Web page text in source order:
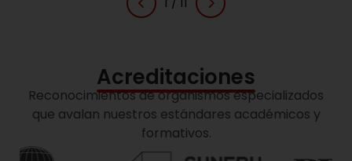
Acreditaciones
Reconocimientos de organismos especializados
que avalan nuestros estándares académicos y
formativos.